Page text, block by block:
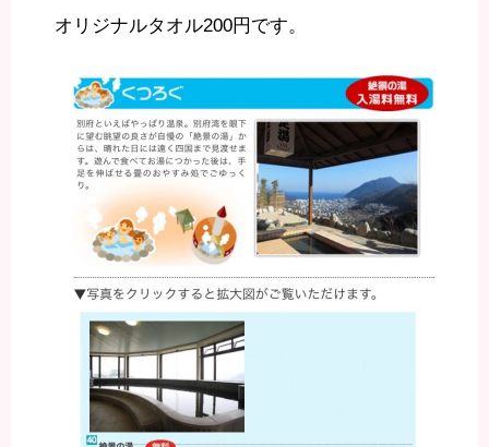
オリジナルタオル200円です。